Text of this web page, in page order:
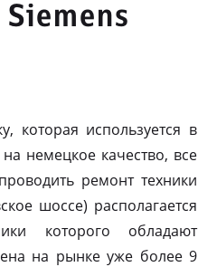
которая используется в
немецкое качество, все
ремонт техники
шоссе) располагается
которого обладают
на рынке уже более 9